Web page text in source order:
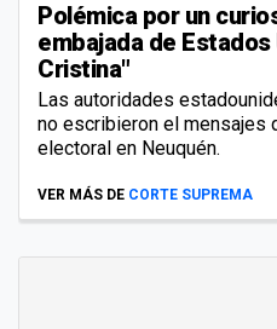
Polémica por un
embajada de
Cristina"
Las autoridades
no escribieron el mensajes
electoral en Neuquén.
VER MÁS DE CORTE SUPREMA